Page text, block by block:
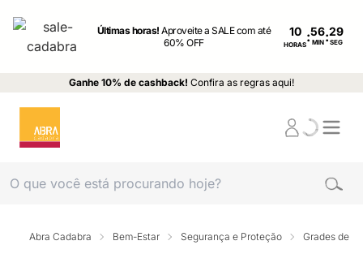
Últimas horas!Aproveite a SALE com até
60% OFF
10
HORAS: MIN : SEG
Ganhe 10% de cashback! Confira as regras aqui!
Abra Cadabra Bem-Estar Segurança e Proteção Grades de